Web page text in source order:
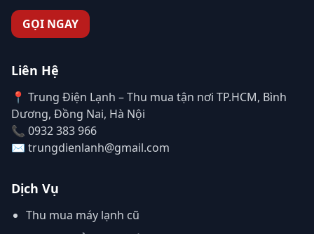
GỌI NGAY
Liên Hệ
📍 Trung Điện Lạnh – Thu mua tận nơi TP.HCM, Bình
Dương, Đồng Nai, Hà Nội
📞 0932 383 966
✉️ trungdienlanh@gmail.com
Dịch Vụ
Thu mua máy lạnh cũ